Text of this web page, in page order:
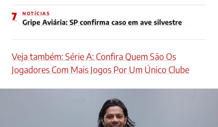
7 NOTÍCIAS
Gripe Aviária: SP confirma caso em ave silvestre
Veja também: Série A: Confira Quem São Os
Jogadores Com Mais Jogos Por Um Único Clube